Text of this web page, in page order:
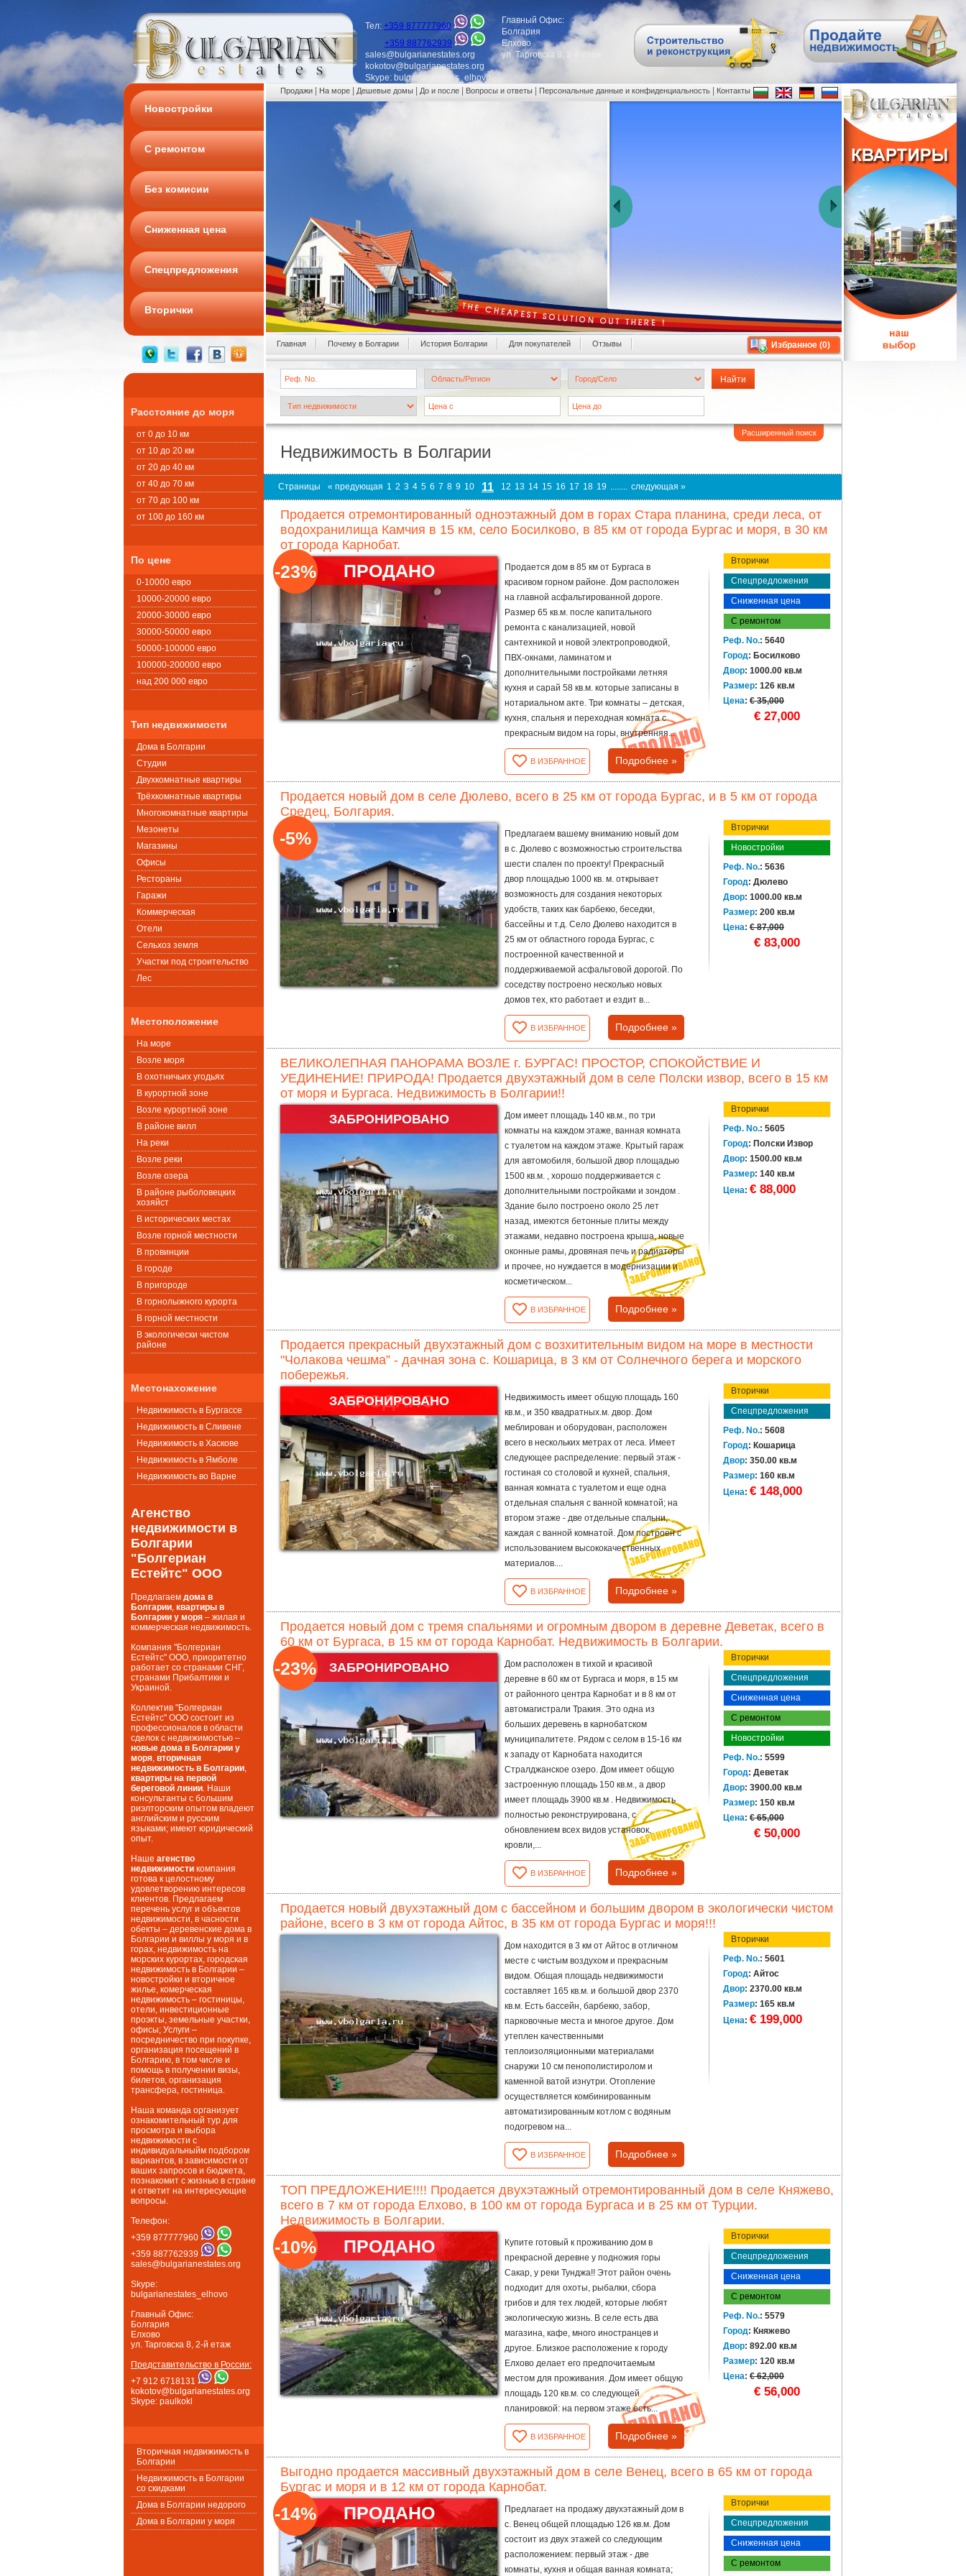
Тел: +359 877777960
+359 887762939
sales@bulgarianestates.org
kokotov@bulgarianestates.org
Skype: bulgarianestates_elhovo
Главный Офис:
Болгария
Елхово
ул. Тарговска 8, 2-й етаж
Новостройки
С ремонтом
Без комисии
Сниженная цена
Спецпредложения
Вторички
Расстояние до моря
от 0 до 10 км
от 10 до 20 км
от 20 до 40 км
от 40 до 70 км
от 70 до 100 км
от 100 до 160 км
По цене
0-10000 евро
10000-20000 евро
20000-30000 евро
30000-50000 евро
50000-100000 евро
100000-200000 евро
над 200 000 евро
Тип недвижимости
Дома в Болгарии
Студии
Двухкомнатные квартиры
Трёхкомнатные квартиры
Многокомнатные квартиры
Мезонеты
Магазины
Офисы
Рестораны
Гаражи
Коммерческая
Oтели
Сельхоз земля
Участки под строительство
Лес
Местоположение
На море
Возле моря
В охотничьих угодьях
В курортной зоне
Возле курортной зоне
В районе вилл
На реки
Возле реки
Возле озера
В районе рыболовецких
хозяйст
В исторических местах
Возле горной местности
В провинции
В городе
В пригороде
В горнолыжного курорта
В горной местности
В экологически чистом
районе
Местонахожение
Недвижимость в Бургассе
Недвижимость в Сливене
Недвижимость в Хаскове
Недвижимость в Ямболе
Недвижимость во Варне
Агенство
недвижимости в
Болгарии
"Болгериан
Естейтс" ООО
Предлагаем дома в
Болгарии, квартиры в
Болгарии у моря – жилая и
коммерческая недвижимость.
Компания "Болгериан
Естейтс" ООО, приоритетно
работает со странами СНГ,
странами Прибалтики и
Украиной.
Коллектив "Болгериан
Естейтс" ООО состоит из
профессионалов в области
сделок с недвижимостью –
новые дома в Болгарии у
моря, вторичная
недвижимость в Болгарии,
квартиры на первой
береговой линии. Наши
консультанты с большим
риэлторским опытом владеют
английским и русским
языками; имеют юридический
опыт.
Наше агенство
недвижимости компания
готова к целостному
удовлетворению интересов
клиентов. Предлагаем
перечень услуг и объектов
недвижимости, в часности
обекты – деревенские дома в
Болгарии и виллы у моря и в
горах, недвижимость на
морских курортах, городская
недвижимость в Болгарии –
новостройки и вторичное
жилье, комерческая
недвижимость – гостиницы,
отели, инвестиционные
проэкты, земельные участки,
офисы; Услуги –
посредничество при покупке,
организация посещений в
Болгарию, в том числе и
помощь в получении визы,
билетов, организация
трансфера, гостиница.
Наша команда организует
ознакомительный тур для
просмотра и выбора
недвижимости с
индивидуальныйм подбором
вариантов, в зависимости от
ваших запросов и бюджета,
познакомит с жизнью в стране
и ответит на интересующие
вопросы.
Телефон:
+359 877777960
+359 887762939
sales@bulgarianestates.org
Skype:
bulgarianestates_elhovo
Главный Офис:
Болгария
Елхово
ул. Тарговска 8, 2-й етаж
Представительство в России:
+7 912 6718131
kokotov@bulgarianestates.org
Skype: paulkokl
Вторичная недвижимость в
Болгарии
Недвижимость в Болгарии
со скидками
Дома в Болгарии недорого
Дома в Болгарии у моря
Продажи На море Дешевые домы До и после Вопросы и ответы Персональные данные и конфиденциальность Контакты
Главная Почему в Болгарии История Болгарии Для покупателей Oтзывы Избранное (0)
Расширенный поиск
Недвижимость в Болгарии
Страницы « предующая 1 2 3 4 5 6 7 8 9 10 11 12 13 14 15 16 17 18 19 ........ следующая »
Продается отремонтированный одноэтажный дом в горах Стара планина, среди леса, от
водохранилища Камчия в 15 км, село Босилково, в 85 км от города Бургас и моря, в 30 км
от города Карнобат.
ПРОДАНО
-23%
Продается дом в 85 км от Бургаса в
красивом горном районе. Дом расположен
на главной асфальтированной дороге.
Размер 65 кв.м. после капитального
ремонта с канализацией, новой
сантехникой и новой электропроводкой,
ПВХ-окнами, ламинатом и
дополнительными постройками летняя
кухня и сарай 58 кв.м. которые записаны в
нотариальном акте. Три комнаты – детская,
кухня, спальня и переходная комната с
прекрасным видом на горы, внутренняя...
В ИЗБРАННОЕ Подробнее »
Вторички
Спецпредложения
Сниженная цена
С ремонтом
Реф. No.: 5640
Город: Босилково
Двор: 1000.00 кв.м
Размер: 126 кв.м
Цена: € 35,000
€ 27,000
Продается новый дом в селе Дюлево, всего в 25 км от города Бургас, и в 5 км от города
Средец, Болгария.
-5%
Предлагаем вашему вниманию новый дом
в с. Дюлево с возможностью строительства
шести спален по проекту! Прекрасный
двор площадью 1000 кв. м. открывает
возможность для создания некоторых
удобств, таких как барбекю, беседки,
бассейны и т.д. Село Дюлево находится в
25 км от областного города Бургас, с
построенной качественной и
поддерживаемой асфальтовой дорогой. По
соседству построено несколько новых
домов тех, кто работает и ездит в...
В ИЗБРАННОЕ Подробнее »
Вторички
Новостройки
Реф. No.: 5636
Город: Дюлево
Двор: 1000.00 кв.м
Размер: 200 кв.м
Цена: € 87,000
€ 83,000
ВЕЛИКОЛЕПНАЯ ПАНОРАМА ВОЗЛЕ г. БУРГАС! ПРОСТОР, СПОКОЙСТВИЕ И
УЕДИНЕНИЕ! ПРИРОДА! Продается двухэтажный дом в селе Полски извор, всего в 15 км
от моря и Бургаса. Недвижимость в Болгарии!!
ЗАБРОНИРОВАНО
Дом имеет площадь 140 кв.м., по три
комнаты на каждом этаже, ванная комната
с туалетом на каждом этаже. Крытый гараж
для автомобиля, большой двор площадью
1500 кв.м. , хорошо поддерживается с
дополнительными постройками и зондом .
Здание было построено около 25 лет
назад, имеются бетонные плиты между
этажами, недавно построена крыша, новые
оконные рамы, дровяная печь и радиаторы
и прочее, но нуждается в модернизации и
косметическом...
В ИЗБРАННОЕ Подробнее »
Вторички
Реф. No.: 5605
Город: Полски Извор
Двор: 1500.00 кв.м
Размер: 140 кв.м
Цена: € 88,000
Продается прекрасный двухэтажный дом с возхитительным видом на море в местности
"Чолакова чешма” - дачная зона с. Кошарица, в 3 км от Солнечного берега и морского
побережья.
ПРОДАНО
ЗАБРОНИРОВАНО
Недвижимость имеет общую площадь 160
кв.м., и 350 квадратных.м. двор. Дом
меблирован и оборудован, расположен
всего в нескольких метрах от леса. Имеет
следующее распределение: первый этаж -
гостиная со столовой и кухней, спальня,
ванная комната с туалетом и еще одна
отдельная спальня с ванной комнатой; на
втором этаже - две отдельные спальни,
каждая с ванной комнатой. Дом построен с
использованием высококачественных
материалов....
В ИЗБРАННОЕ Подробнее »
Вторички
Спецпредложения
Реф. No.: 5608
Город: Кошарица
Двор: 350.00 кв.м
Размер: 160 кв.м
Цена: € 148,000
Продается новый дом с тремя спальнями и огромным двором в деревне Деветак, всего в
60 км от Бургаса, в 15 км от города Карнобат. Недвижимость в Болгарии.
ЗАБРОНИРОВАНО
-23%
Дом расположен в тихой и красивой
деревне в 60 км от Бургаса и моря, в 15 км
от районного центра Карнобат и в 8 км от
автомагистрали Тракия. Это одна из
больших деревень в карнобатском
муниципалитете. Рядом с селом в 15-16 км
к западу от Карнобата находится
Стралджанское озеро. Дом имеет общую
застроенную площадь 150 кв.м., а двор
имеет площадь 3900 кв.м . Недвижимость
полностью реконструирована, с
обновлением всех видов установок,
кровли,...
В ИЗБРАННОЕ Подробнее »
Вторички
Спецпредложения
Сниженная цена
С ремонтом
Новостройки
Реф. No.: 5599
Город: Деветак
Двор: 3900.00 кв.м
Размер: 150 кв.м
Цена: € 65,000
€ 50,000
Продается новый двухэтажный дом с бассейном и большим двором в экологически чистом
районе, всего в 3 км от города Айтос, в 35 км от города Бургас и моря!!!
Дом находится в 3 км от Айтос в отличном
месте с чистым воздухом и прекрасным
видом. Общая площадь недвижимости
составляет 165 кв.м. и большой двор 2370
кв.м. Есть бассейн, барбекю, забор,
парковочные места и многое другое. Дом
утеплен качественными
теплоизоляционными материалами
снаружи 10 см пенополистиролом и
каменной ватой изнутри. Отопление
осуществляется комбинированным
автоматизированным котлом с водяным
подогревом на...
В ИЗБРАННОЕ Подробнее »
Вторички
Реф. No.: 5601
Город: Айтос
Двор: 2370.00 кв.м
Размер: 165 кв.м
Цена: € 199,000
ТОП ПРЕДЛОЖЕНИЕ!!!! Продается двухэтажный отремонтированный дом в селе Княжево,
всего в 7 км от города Елхово, в 100 км от города Бургаса и в 25 км от Турции.
Недвижимость в Болгарии.
ПРОДАНО
-10%
Купите готовый к проживанию дом в
прекрасной деревне у подножия горы
Сакар, у реки Тунджа!! Этот район очень
подходит для охоты, рыбалки, сбора
грибов и для тех людей, которые любят
экологическую жизнь. В селе есть два
магазина, кафе, много иностранцев и
другое. Близкое расположение к городу
Елхово делает его предпочитаемым
местом для проживания. Дом имеет общую
площадь 120 кв.м. со следующей
планировкой: на первом этаже есть...
В ИЗБРАННОЕ Подробнее »
Вторички
Спецпредложения
Сниженная цена
С ремонтом
Реф. No.: 5579
Город: Княжево
Двор: 892.00 кв.м
Размер: 120 кв.м
Цена: € 62,000
€ 56,000
Выгодно продается массивный двухэтажный дом в селе Венец, всего в 65 км от города
Бургас и моря и в 12 км от города Карнобат.
ПРОДАНО
-14%
Предлагает на продажу двухэтажный дом в
с. Венец общей площадью 126 кв.м. Дом
состоит из двух этажей со следующим
расположением: первый этаж - две
комнаты, кухня и общая ванная комната;
Вторички
Спецпредложения
Сниженная цена
С ремонтом